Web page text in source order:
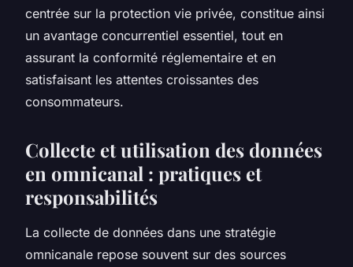
centrée sur la protection vie privée, constitue ainsi
un avantage concurrentiel essentiel, tout en
assurant la conformité réglementaire et en
satisfaisant les attentes croissantes des
consommateurs.
Collecte et utilisation des données
en omnicanal : pratiques et
responsabilités
La collecte de données dans une stratégie
omnicanale repose souvent sur des sources